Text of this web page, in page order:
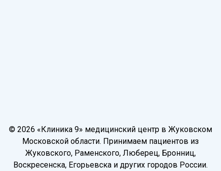
© 2026 «Клиника 9» медицинский центр в Жуковском
Московской области. Принимаем пациентов из
Жуковского, Раменского, Люберец, Бронниц,
Воскресенска, Егорьевска и других городов России.